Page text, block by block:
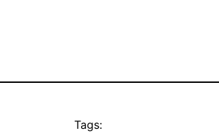
Tags: